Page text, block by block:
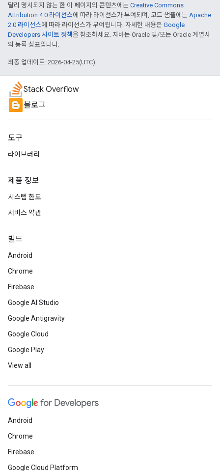
달리 명시되지 않는 한 이 페이지의 콘텐츠에는 Creative Commons
Attribution 4.0 라이선스에 따라 라이선스가 부여되며, 코드 샘플에는 Apache
2.0 라이선스에 따라 라이선스가 부여됩니다. 자세한 내용은 Google
Developers 사이트 정책을 참조하세요. 자바는 Oracle 및/또는 Oracle 계열사
의 등록 상표입니다.
최종 업데이트: 2026-04-25(UTC)
Stack Overflow
블로그
도구
라이브러리
제품 정보
시스템 한도
서비스 약관
빌드
Android
Chrome
Firebase
Google AI Studio
Google Antigravity
Google Cloud
Google Play
View all
Android
Chrome
Firebase
Google Cloud Platform